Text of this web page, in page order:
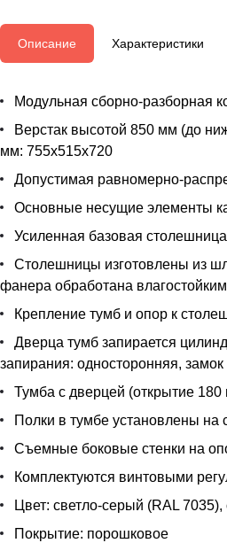
Описание Характеристики
Модульная сборно-разборная
Верстак высотой 850 мм (до
мм: 755х515х720
Допустимая равномерно-
Основные несущие элементы
Усиленная базовая
Столешницы изготовлены из
фанера обработана
Крепление тумб и опор к
Дверца тумб запирается
запирания: односторонняя,
Тумба с дверцей (открытие 180
Полки в тумбе установлены на
Съемные боковые стенки на
Комплектуются винтовыми
Цвет: светло-серый (RAL
Покрытие: порошковое